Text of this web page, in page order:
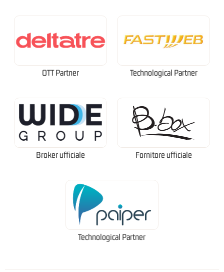
OTT Partner Technological Partner
Broker ufficiale Fornitore ufficiale
Technological Partner